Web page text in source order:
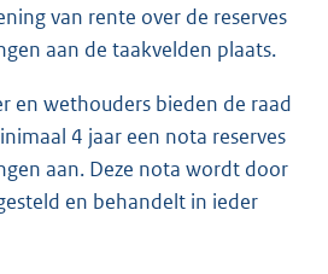
van rente over de reserves
aan de taakvelden plaats.
en wethouders bieden de raad
4 jaar een nota reserves
aan. Deze nota wordt door
en behandelt in ieder